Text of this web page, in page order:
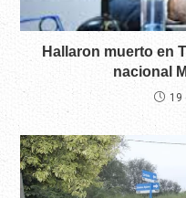
Hallaron muerto en
nacional
19